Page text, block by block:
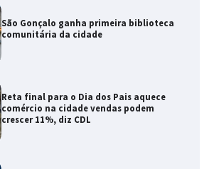
São Gonçalo ganha primeira biblioteca
comunitária da cidade
Reta final para o Dia dos Pais aquece
comércio na cidade vendas podem
crescer 11%, diz CDL